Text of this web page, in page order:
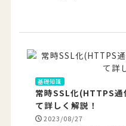
基礎知識
常時SSL化(HTTPS通
て詳しく解説！
2023/08/27